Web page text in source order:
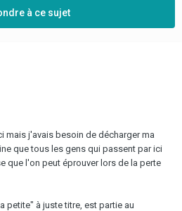
à ce sujet
mais j'avais besoin de décharger ma
que tous les gens qui passent par ici
que l'on peut éprouver lors de la perte
petite" à juste titre, est partie au